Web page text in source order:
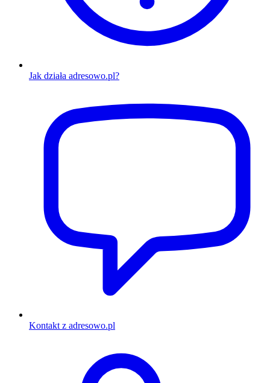
Jak działa adresowo.pl?
Kontakt z adresowo.pl